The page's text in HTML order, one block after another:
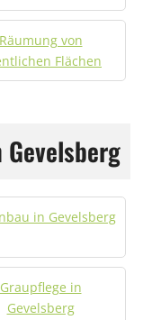
Räumung von
Flächen
in Gevelsberg
Graupflege in
Gevelsberg